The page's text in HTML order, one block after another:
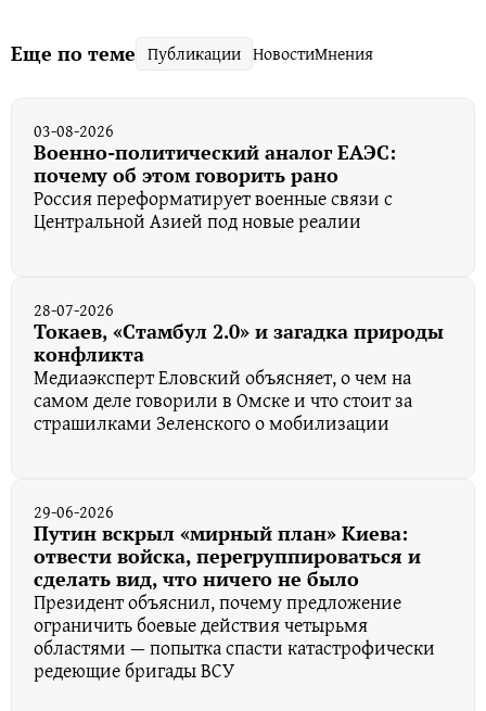
Еще по теме Публикации НовостиМнения
03-08-2026
Военно-политический аналог ЕАЭС:
почему об этом говорить рано
Россия переформатирует военные связи с
Центральной Азией под новые реалии
28-07-2026
Токаев, «Стамбул 2.0» и загадка природы
конфликта
Медиаэксперт Еловский объясняет, о чем на
самом деле говорили в Омске и что стоит за
страшилками Зеленского о мобилизации
29-06-2026
Путин вскрыл «мирный план» Киева:
отвести войска, перегруппироваться и
сделать вид, что ничего не было
Президент объяснил, почему предложение
ограничить боевые действия четырьмя
областями — попытка спасти катастрофически
редеющие бригады ВСУ